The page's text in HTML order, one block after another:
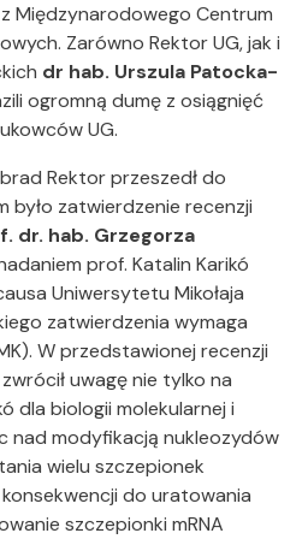
z Międzynarodowego Centrum
Zarówno Rektor UG, jak i
dr hab. Urszula Patocka-
ogromną dumę z osiągnięć
UG.
Rektor przeszedł do
było zatwierdzenie recenzji
dr. hab. Grzegorza
prof. Katalin Karikó
Uniwersytetu Mikołaja
zatwierdzenia wymaga
W przedstawionej recenzji
uwagę nie tylko na
dla biologii molekularnej i
nad modyfikacją nukleozydów
wielu szczepionek
do uratowania
szczepionki mRNA